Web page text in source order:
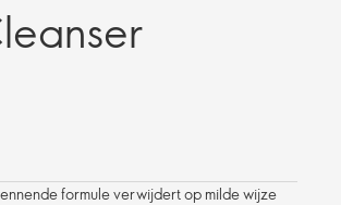
formule verwijdert op milde wijze